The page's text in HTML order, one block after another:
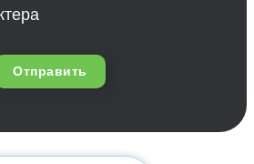
Отправить